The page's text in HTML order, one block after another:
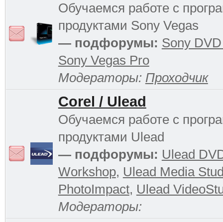
Обучаемся работе с
продуктами Sony Vegas
— подфорумы: Sony
Sony Vegas Pro
Модераторы: Проходчик
Corel / Ulead
Обучаемся работе с
продуктами Ulead
— подфорумы: Ulead
Workshop, Ulead Media
PhotoImpact, Ulead
Модераторы: